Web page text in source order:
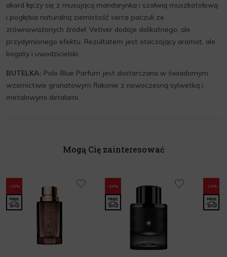
akord łączy się z musującą mandarynką i szałwią muszkatołową
i pogłębia naturalną ziemistość serca paczuli ze
zrównoważonych źródeł. Vetiver dodaje delikatnego, ale
przydymionego efektu. Rezultatem jest otaczający aromat, ale
bogaty i uwodzicielski.
BUTELKA: Polo Blue Parfum jest dostarczana w świadomym
wzornictwie granatowym flakonie z nowoczesną sylwetką i
metalowymi detalami.
Mogą Cię zainteresować
-10% -10% -10%